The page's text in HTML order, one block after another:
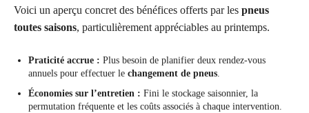
Voici un aperçu concret des bénéfices offerts par les pneus
toutes saisons, particulièrement appréciables au printemps.
Praticité accrue : Plus besoin de planifier deux rendez-vous
annuels pour effectuer le changement de pneus.
Économies sur l’entretien : Fini le stockage saisonnier, la
permutation fréquente et les coûts associés à chaque intervention.